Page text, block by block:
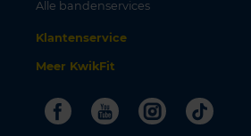
Alle bandenservices
Klantenservice
Meer KwikFit
FacebookYoutubeInstagram
Tiktok